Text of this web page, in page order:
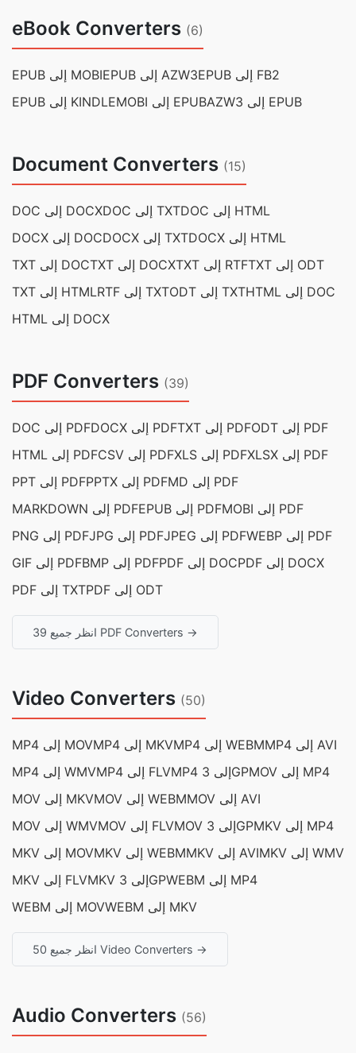
eBook Converters (6)
EPUB إلى MOBI EPUB إلى AZW3
EPUB إلى FB2
EPUB إلى KINDLE
MOBI إلى EPUB AZW3 إلى EPUB
Document Converters (15)
DOC إلى DOCX DOC إلى TXT
DOC إلى HTML
DOCX إلى DOC
DOCX إلى TXT
DOCX إلى HTML
TXT إلى DOC
TXT إلى DOCX TXT إلى RTF
TXT إلى ODT
TXT إلى HTML
RTF إلى TXT ODT إلى TXT
HTML إلى DOC
HTML إلى DOCX
PDF Converters (39)
DOC إلى PDF DOCX إلى PDF TXT إلى PDF
ODT إلى PDF
HTML إلى PDF
CSV إلى PDF XLS إلى PDF
XLSX إلى PDF
PPT إلى PDF
PPTX إلى PDF
MD إلى PDF
MARKDOWN إلى PDF
EPUB إلى PDF
MOBI إلى PDF
PNG إلى PDF
JPG إلى PDF JPEG إلى PDF
WEBP إلى PDF
GIF إلى PDF
BMP إلى PDF PDF إلى DOC
PDF إلى DOCX
PDF إلى TXT
PDF إلى ODT
انظر جميع 39 PDF Converters →
Video Converters (50)
MP4 إلى MOV MP4 إلى MKV MP4 إلى WEBM
MP4 إلى AVI
MP4 إلى WMV
MP4 إلى FLV MP4 إلى 3GP
MOV إلى MP4
MOV إلى MKV
MOV إلى WEBM
MOV إلى AVI
MOV إلى WMV
MOV إلى FLV MOV إلى 3GP
MKV إلى MP4
MKV إلى MOV
MKV إلى WEBM MKV إلى AVI
MKV إلى WMV
MKV إلى FLV
MKV إلى 3GP
WEBM إلى MP4
WEBM إلى MOV
WEBM إلى MKV
انظر جميع 50 Video Converters →
Audio Converters (56)